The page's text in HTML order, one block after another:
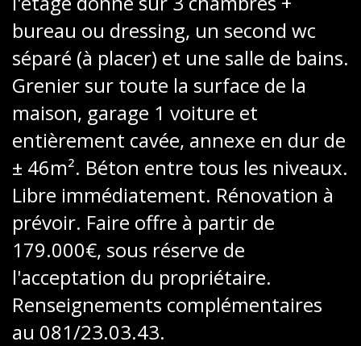
bureau ou dressing, un second wc
séparé (à placer) et une salle de bains.
Grenier sur toute la surface de la
maison, garage 1 voiture et
entièrement cavée, annexe en dur de
± 46m². Béton entre tous les niveaux.
Libre immédiatement. Rénovation à
prévoir. Faire offre à partir de
179.000€, sous réserve de
l'acceptation du propriétaire.
Renseignements complémentaires
au 081/23.03.43.